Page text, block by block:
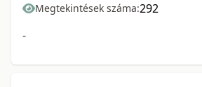
Megtekintések száma:292
-